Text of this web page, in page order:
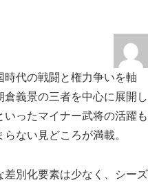
代の戦闘と権力争いを軸
義景の三者を中心に展開し
ったマイナー武将の活躍も
ない見どころが満載。
別化要素は少なく、シーズ